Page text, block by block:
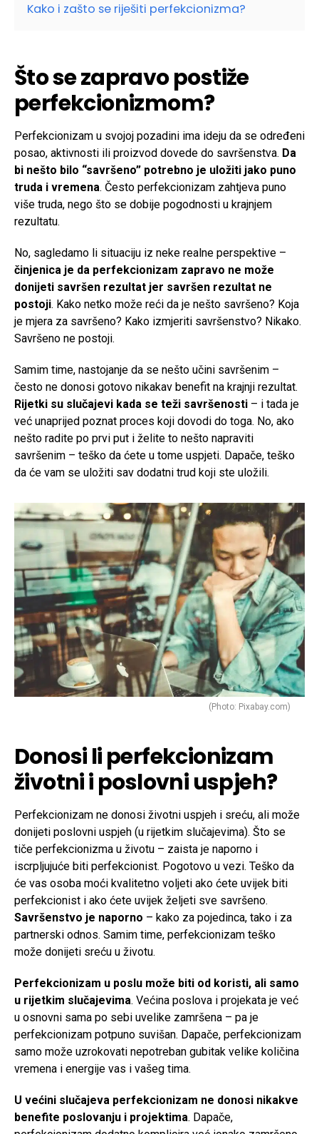
Kako i zašto se riješiti perfekcionizma?
Što se zapravo postiže
perfekcionizmom?
Perfekcionizam u svojoj pozadini ima ideju da se određeni
posao, aktivnosti ili proizvod dovede do savršenstva. Da
bi nešto bilo “savršeno” potrebno je uložiti jako puno
truda i vremena. Često perfekcionizam zahtjeva puno
više truda, nego što se dobije pogodnosti u krajnjem
rezultatu.
No, sagledamo li situaciju iz neke realne perspektive –
činjenica je da perfekcionizam zapravo ne može
donijeti savršen rezultat jer savršen rezultat ne
postoji. Kako netko može reći da je nešto savršeno? Koja
je mjera za savršeno? Kako izmjeriti savršenstvo? Nikako.
Savršeno ne postoji.
Samim time, nastojanje da se nešto učini savršenim –
često ne donosi gotovo nikakav benefit na krajnji rezultat.
Rijetki su slučajevi kada se teži savršenosti – i tada je
već unaprijed poznat proces koji dovodi do toga. No, ako
nešto radite po prvi put i želite to nešto napraviti
savršenim – teško da ćete u tome uspjeti. Dapače, teško
da će vam se uložiti sav dodatni trud koji ste uložili.
(Photo: Pixabay.com)
Donosi li perfekcionizam
životni i poslovni uspjeh?
Perfekcionizam ne donosi životni uspjeh i sreću, ali može
donijeti poslovni uspjeh (u rijetkim slučajevima). Što se
tiče perfekcionizma u životu – zaista je naporno i
iscrpljujuće biti perfekcionist. Pogotovo u vezi. Teško da
će vas osoba moći kvalitetno voljeti ako ćete uvijek biti
perfekcionist i ako ćete uvijek željeti sve savršeno.
Savršenstvo je naporno – kako za pojedinca, tako i za
partnerski odnos. Samim time, perfekcionizam teško
može donijeti sreću u životu.
Perfekcionizam u poslu može biti od koristi, ali samo
u rijetkim slučajevima. Većina poslova i projekata je već
u osnovni sama po sebi uvelike zamršena – pa je
perfekcionizam potpuno suvišan. Dapače, perfekcionizam
samo može uzrokovati nepotreban gubitak velike količina
vremena i energije vas i vašeg tima.
U većini slučajeva perfekcionizam ne donosi nikakve
benefite poslovanju i projektima. Dapače,